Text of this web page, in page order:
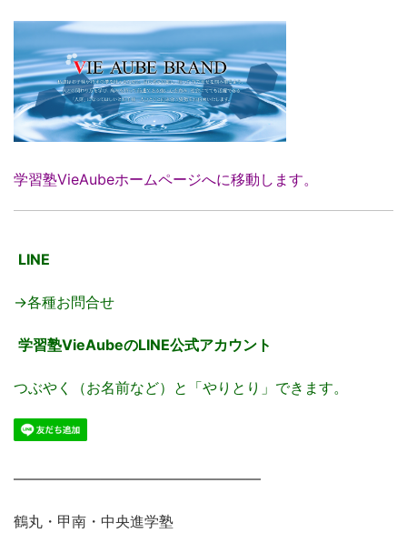
学習塾VieAubeホームページへに移動します。
LINE
→各種お問合せ
学習塾VieAubeのLINE公式アカウント
つぶやく（お名前など）と「やりとり」できます。
―――――――――――――――――
鶴丸・甲南・中央進学塾